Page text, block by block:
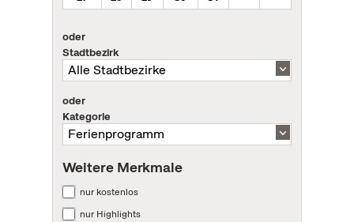
oder
Stadtbezirk
oder
Kategorie
Weitere Merkmale
nur kostenlos
nur Highlights